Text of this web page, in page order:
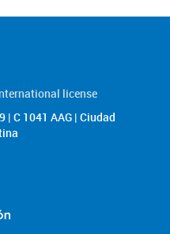
license
C 1041 AAG | Ciudad